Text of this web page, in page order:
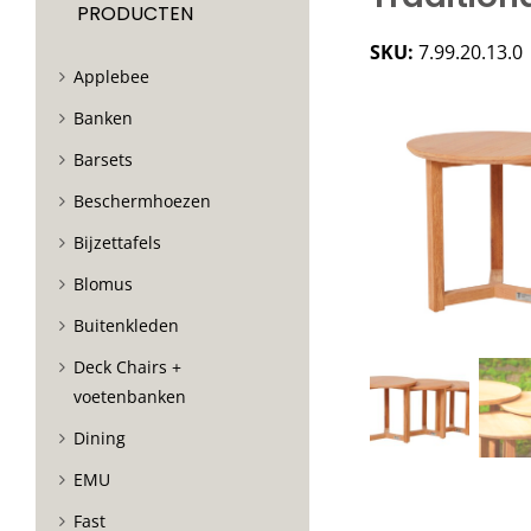
SKU: 7.99.20.13.0
PRODUCTEN
Applebee
Banken
Barsets
Beschermhoezen
Bijzettafels
Blomus
Buitenkleden
Deck Chairs +
voetenbanken
Dining
EMU
Fast